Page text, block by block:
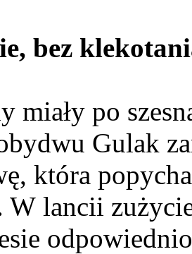
bez
miały po
Gulak
która
W lancii